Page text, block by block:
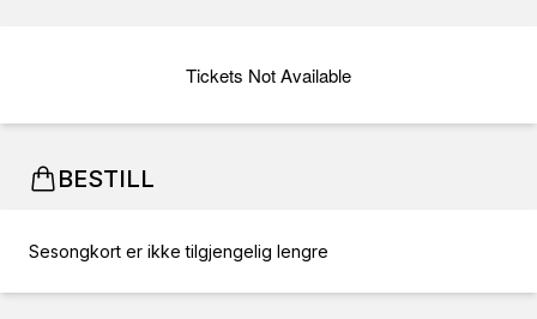
Tickets Not Available
BESTILL
Sesongkort er ikke tilgjengelig lengre